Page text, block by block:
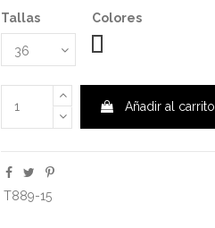
Tallas
Colores
Añadir al carrito
T889-15